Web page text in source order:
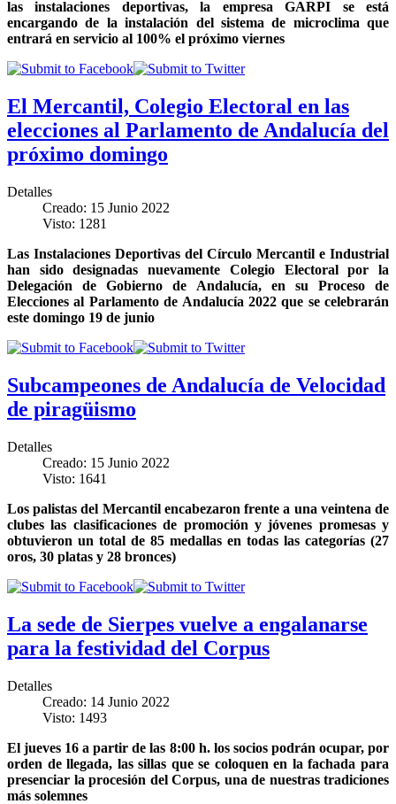
las instalaciones deportivas, la empresa GARPI se está
encargando de la instalación del sistema de microclima que
entrará en servicio al 100% el próximo viernes
El Mercantil, Colegio Electoral en las
elecciones al Parlamento de Andalucía del
próximo domingo
Detalles
Creado: 15 Junio 2022
Visto: 1281
Las Instalaciones Deportivas del Círculo Mercantil e Industrial
han sido designadas nuevamente Colegio Electoral por la
Delegación de Gobierno de Andalucía, en su Proceso de
Elecciones al Parlamento de Andalucía 2022 que se celebrarán
este domingo 19 de junio
Subcampeones de Andalucía de Velocidad
de piragüismo
Detalles
Creado: 15 Junio 2022
Visto: 1641
Los palistas del Mercantil encabezaron frente a una veintena de
clubeslas clasificaciones de promoción y jóvenes promesas y
obtuvieron un total de 85 medallas en todas las categorías (27
oros, 30 platas y 28 bronces)
La sede de Sierpes vuelve a engalanarse
para la festividad del Corpus
Detalles
Creado: 14 Junio 2022
Visto: 1493
El jueves 16 a partir de las 8:00 h. los socios podrán ocupar, por
orden de llegada, las sillas que se coloquen en la fachada para
presenciar la procesión del Corpus, una de nuestras tradiciones
más solemnes